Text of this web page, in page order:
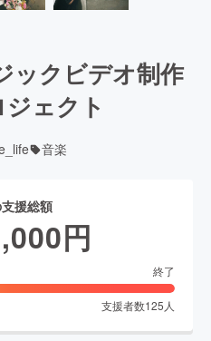
ックビデオ制作
ェクト
音楽
援総額
円
終了
支援者数125 人